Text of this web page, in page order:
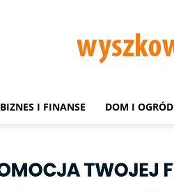
BIZNES I FINANSE DOM I OGRÓD